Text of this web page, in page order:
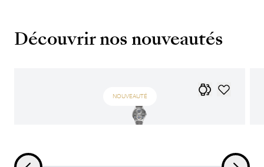
Découvrir nos nouveautés
NOUVEAUTÉ